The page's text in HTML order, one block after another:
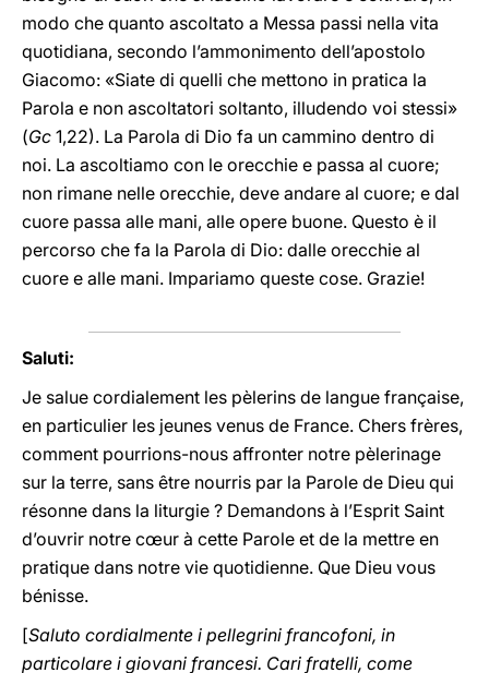
modo che quanto ascoltato a Messa passi nella vita
quotidiana, secondo l’ammonimento dell’apostolo
Giacomo: «Siate di quelli che mettono in pratica la
Parola e non ascoltatori soltanto, illudendo voi stessi»
(Gc 1,22). La Parola di Dio fa un cammino dentro di
noi. La ascoltiamo con le orecchie e passa al cuore;
non rimane nelle orecchie, deve andare al cuore; e dal
cuore passa alle mani, alle opere buone. Questo è il
percorso che fa la Parola di Dio: dalle orecchie al
cuore e alle mani. Impariamo queste cose. Grazie!
Saluti:
Je salue cordialement les pèlerins de langue française,
en particulier les jeunes venus de France. Chers frères,
comment pourrions-nous affronter notre pèlerinage
sur la terre, sans être nourris par la Parole de Dieu qui
résonne dans la liturgie ? Demandons à l’Esprit Saint
d’ouvrir notre cœur à cette Parole et de la mettre en
pratique dans notre vie quotidienne. Que Dieu vous
bénisse.
[Saluto cordialmente i pellegrini francofoni, in
particolare i giovani francesi. Cari fratelli, come